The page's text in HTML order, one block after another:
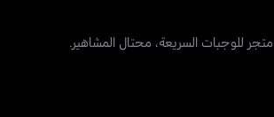
للوجبات السريعة، محتال المشاهير.